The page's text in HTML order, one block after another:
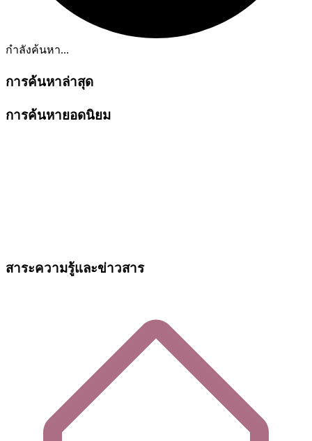
กำลังค้นหา...
การค้นหาล่าสุด
การค้นหายอดนิยม
สาระความรู้และข่าวสาร